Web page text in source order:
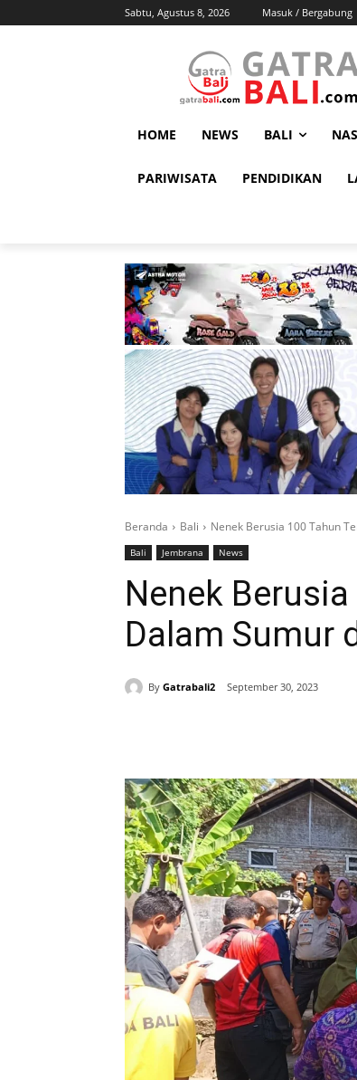
Sabtu, Agustus 8, 2026 Masuk / Bergabung
HOME NEWS BALI
PARIWISATA PENDIDIKAN
Beranda Bali Nenek Berusia 100 Tahun
Bali Jembrana News
Nenek
Dalam Sumur
By Gatrabali2 September 30, 2023